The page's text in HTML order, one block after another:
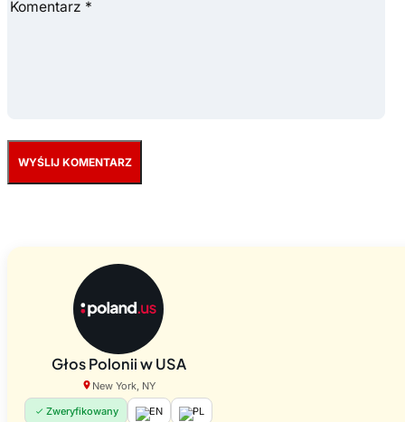
Głos Polonii w USA
New York, NY
Zweryfikowany
EN PL